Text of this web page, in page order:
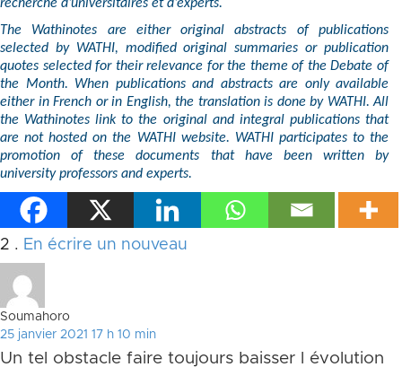
recherche d’universitaires et d’experts.
The Wathinotes are either original abstracts of publications
selected by WATHI, modified original summaries or publication
quotes selected for their relevance for the theme of the Debate of
the Month. When publications and abstracts are only available
either in French or in English, the translation is done by WATHI. All
the Wathinotes link to the original and integral publications that
are not hosted on the WATHI website. WATHI participates to the
promotion of these documents that have been written by
university professors and experts.
2 Commentaires
. En écrire un nouveau
Soumahoro
25 janvier 2021 17 h 10 min
Un tel obstacle faire toujours baisser l évolution